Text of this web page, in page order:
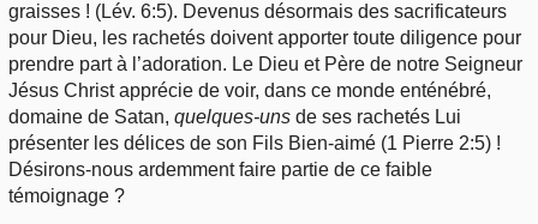
graisses ! (Lév. 6:5). Devenus désormais des sacrificateurs
pour Dieu, les rachetés doivent apporter toute diligence pour
prendre part à l’adoration. Le Dieu et Père de notre Seigneur
Jésus Christ apprécie de voir, dans ce monde enténébré,
domaine de Satan, quelques-uns de ses rachetés Lui
présenter les délices de son Fils Bien-aimé (1 Pierre 2:5) !
Désirons-nous ardemment faire partie de ce faible
témoignage ?